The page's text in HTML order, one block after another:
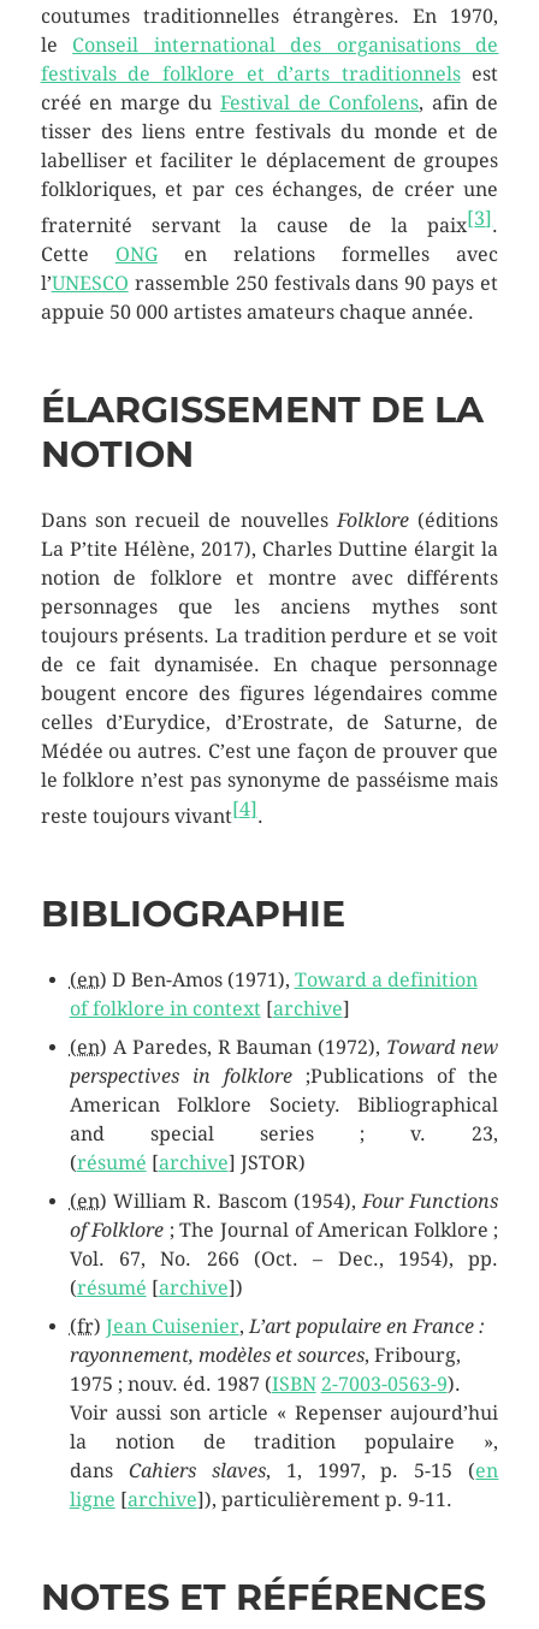
coutumes traditionnelles étrangères. En 1970,
le Conseil international des organisations de
festivals de folklore et d’arts traditionnelsest
créé en marge du Festival de Confolens, afin de
tisser des liens entre festivals du monde et de
labelliser et faciliter le déplacement de groupes
folkloriques, et par ces échanges, de créer une
fraternité servant la cause de la paix[3].
Cette ONGen relations formelles avec
l’UNESCO rassemble 250 festivals dans 90 pays et
appuie 50 000 artistes amateurs chaque année.
ÉLARGISSEMENT DE LA
NOTION
Dans son recueil de nouvellesFolklore (éditions
La P’tite Hélène, 2017), Charles Duttine élargit la
notion de folklore et montre avec différents
personnages que les anciens mythes sont
toujours présents. La tradition perdure et se voit
de ce fait dynamisée. En chaque personnage
bougent encore des figures légendaires comme
celles d’Eurydice, d’Erostrate, de Saturne, de
Médée ou autres. C’est une façon de prouver que
le folklore n’est pas synonyme de passéisme mais
reste toujours vivant[4].
BIBLIOGRAPHIE
(en) D Ben-Amos (1971), Toward a definition
of folklore in context[archive]
(en) A Paredes, R Bauman (1972), Toward new
perspectives in folklore;Publications of the
American Folklore Society. Bibliographical
and special series ; v. 23,
(résumé [archive] JSTOR)
(en) William R. Bascom (1954),Four Functions
of Folklore ; The Journal of American Folklore ;
Vol. 67, No. 266 (Oct. – Dec., 1954), pp.
(résumé [archive])
(fr) Jean Cuisenier,L’art populaire en France :
rayonnement, modèles et sources, Fribourg,
1975 ; nouv. éd. 1987 (ISBN 2-7003-0563-9).
Voir aussi son article « Repenser aujourd’hui
la notion de tradition populaire »,
dans Cahiers slaves, 1, 1997, p. 5-15 (en
ligne [archive]), particulièrement p. 9-11.
NOTES ET RÉFÉRENCES